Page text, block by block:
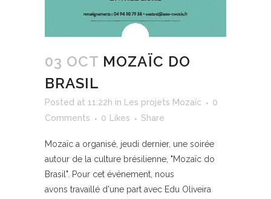
03 OCT MOZAÏC DO
BRASIL
Posted at 11:22h in Les projets Mozaïc
0
Comments
0 Likes Share
Mozaïc a organisé, jeudi dernier, une soirée
autour de la culture brésilienne, "Mozaïc do
Brasil". Pour cet événement, nous
avons travaillé d'une part avec Edu Oliveira